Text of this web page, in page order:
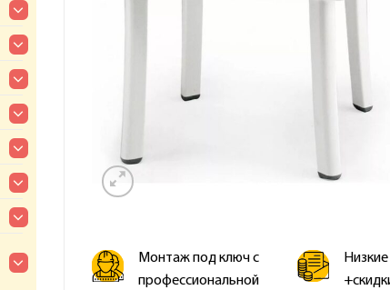
Монтаж под ключ с
профессиональной